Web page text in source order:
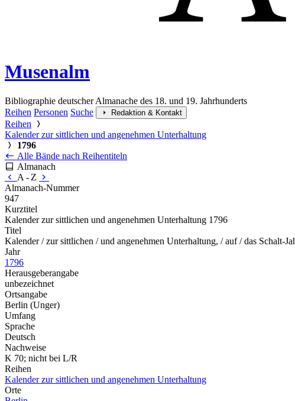
Musenalm
Bibliographie deutscher Almanache des 18. und 19. Jahrhunderts
Reihen Personen Suche Redaktion & Kontakt
Reihen
Kalender zur sittlichen und angenehmen Unterhaltung
1796
Alle Bände nach Reihentiteln
Almanach
A - Z
Almanach-Nummer
947
Kurztitel
Kalender zur sittlichen und angenehmen Unterhaltung 1796
Titel
Kalender / zur sittlichen / und angenehmen Unterhaltung, / auf / das
Jahr
1796
Herausgeberangabe
unbezeichnet
Ortsangabe
Berlin (Unger)
Umfang
Sprache
Deutsch
Nachweise
K 70; nicht bei L/R
Reihen
Kalender zur sittlichen und angenehmen Unterhaltung
Orte